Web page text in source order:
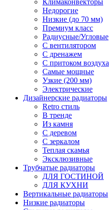
Недорогие
Низкие (до 70 мм)
Премиум класс
Радиусные/Угловые
С вентилятором
С дренажем
С притоком воздуха
Самые мощные
Узкие (200 мм)
Электрические
Дизайнерские радиаторы
Retro стиль
В тренде
Из камня
С деревом
С зеркалом
Теплая скамья
Эксклюзивные
Трубчатые радиаторы
ДЛЯ ГОСТИНОЙ
ДЛЯ КУХНИ
Вертикальные радиаторы
Низкие радиаторы